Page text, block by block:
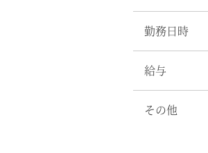
勤務日時
給与
その他